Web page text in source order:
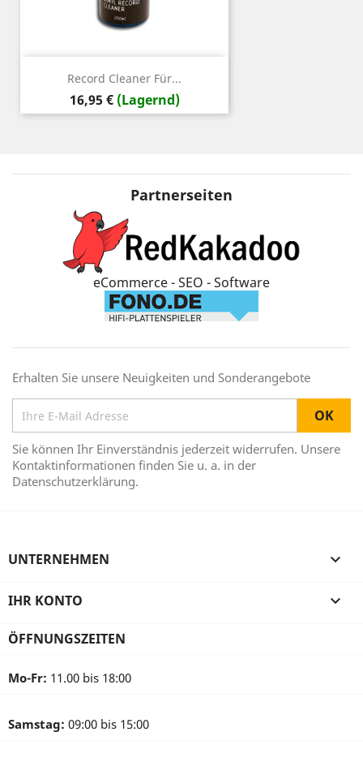
Record Cleaner Für...
Preis
16,95 € (Lagernd)
Partnerseiten
eCommerce - SEO - Software
Erhalten Sie unsere Neuigkeiten und Sonderangebote
Sie können Ihr Einverständnis jederzeit widerrufen. Unsere
Kontaktinformationen finden Sie u. a. in der
Datenschutzerklärung.
UNTERNEHMEN 
IHR KONTO 
ÖFFNUNGSZEITEN
Mo-Fr: 11.00 bis 18:00
Samstag: 09:00 bis 15:00